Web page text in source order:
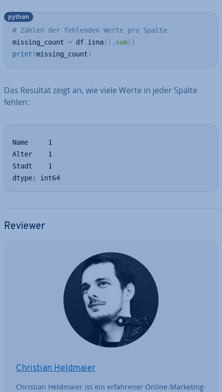
# Zählen der fehlenden Werte pro Spalte
missing_count = df. isna( ) . sum( )
print (missing_count )
python
Das Resultat zeigt an, wie viele Werte in jeder Spalte
fehlen:
Name     1
Alter    1
Stadt    1
dtype: int64
Reviewer
Christian Heldmaier
Christian Heldmaier ist ein er­fah­re­ner Online-Marketing-